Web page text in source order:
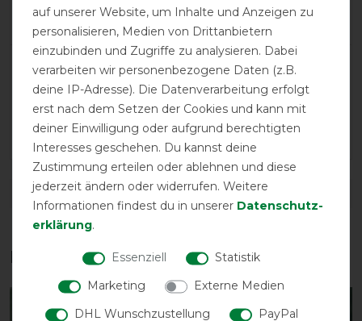
Negative
0%
LATEST REVIEWS
24.07.2021
Die Decke macht einen super Eindruck, leider ist mein
Pferd zu breit!
DETAILS ZUR PRODUKTSICHERHEIT
Das perfekte Zubehör für dich
-13% -13%
auf unserer Website, um Inhalte und Anzeigen zu
personalisieren, Medien von Drittanbietern
einzubinden und Zugriffe zu analysieren. Dabei
verarbeiten wir personenbezogene Daten (z.B.
deine IP-Adresse). Die Datenverarbeitung erfolgt
erst nach dem Setzen der Cookies und kann mit
deiner Einwilligung oder aufgrund berechtigten
Interesses geschehen. Du kannst deine
Zustimmung erteilen oder ablehnen und diese
jederzeit ändern oder widerrufen. Weitere
Informationen findest du in unserer Daten­schutz­
erklärung.
Essenziell
Statistik
Marketing
Externe Medien
DHL Wunschzustellung
PayPal